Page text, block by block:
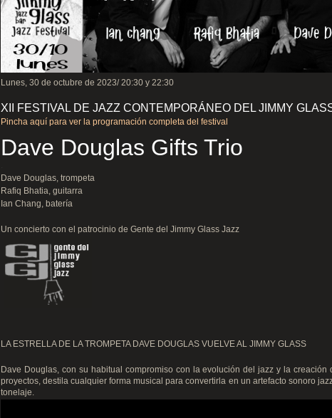
Lunes, 30 de octubre de 2023/ 20:30 y 22:30
XII FESTIVAL DE JAZZ CONTEMPORÁNEO DEL JIMMY
Pincha aquí para ver la programación completa del festival
Dave Douglas Gifts Trio
Dave Douglas, trompeta
Rafiq Bhatia, guitarra
Ian Chang, batería
Un concierto con el patrocinio de Gente del Jimmy Glass Jazz
LA ESTRELLA DE LA TROMPETA DAVE DOUGLAS VUELVE AL JIMMY GLASS
Dave Douglas, con su habitual compromiso con la evolución del jazz y la creación
proyectos, destila cualquier forma musical para convertirla en un artefacto sonoro
tonelaje.